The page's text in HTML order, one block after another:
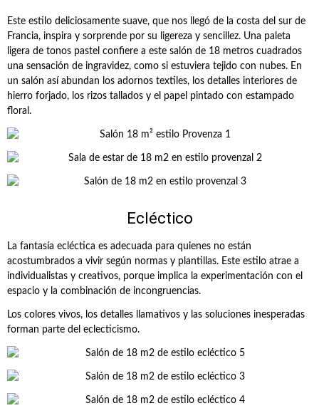
Este estilo deliciosamente suave, que nos llegó de la costa del sur de
Francia, inspira y sorprende por su ligereza y sencillez. Una paleta
ligera de tonos pastel confiere a este salón de 18 metros cuadrados
una sensación de ingravidez, como si estuviera tejido con nubes. En
un salón así abundan los adornos textiles, los detalles interiores de
hierro forjado, los rizos tallados y el papel pintado con estampado
floral.
Ecléctico
La fantasía ecléctica es adecuada para quienes no están
acostumbrados a vivir según normas y plantillas. Este estilo atrae a
individualistas y creativos, porque implica la experimentación con el
espacio y la combinación de incongruencias.
Los colores vivos, los detalles llamativos y las soluciones inesperadas
forman parte del eclecticismo.